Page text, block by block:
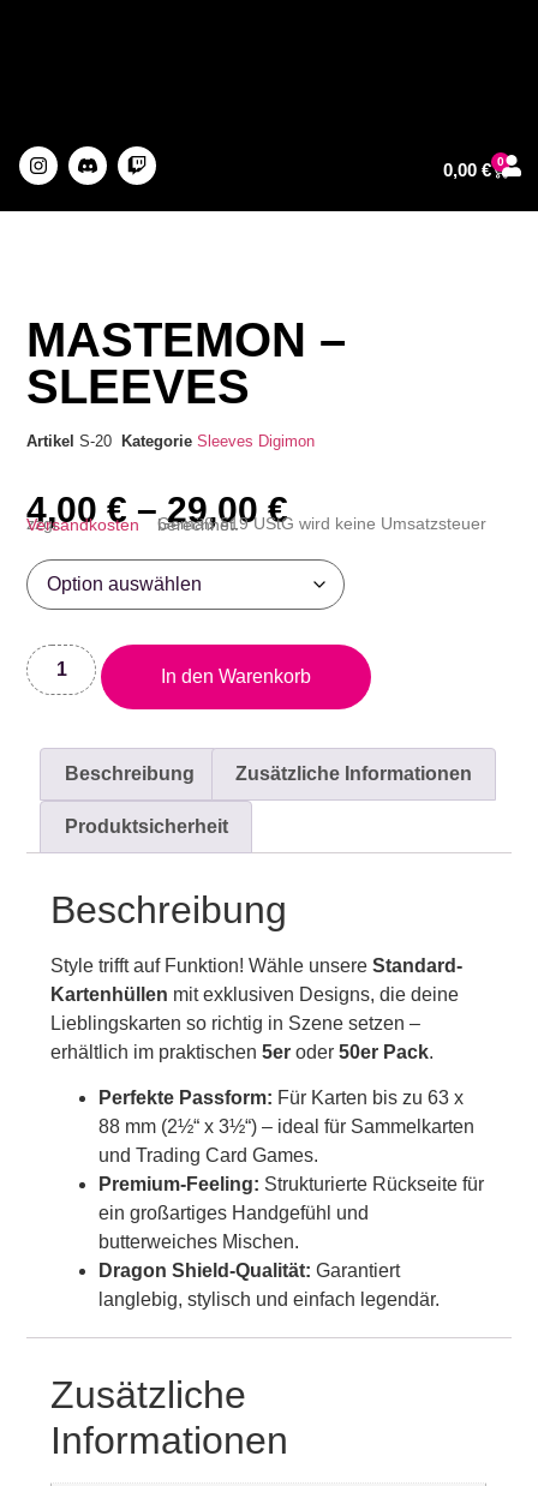
0,00 € 0
MASTEMON –
SLEEVES
ArtikelS-20 Kategorie Sleeves Digimon
4,00€ –29,00€
zzgl.
Versandkosten Gemäß §19 UStG wird keine Umsatzsteuer berechnet.
In den Warenkorb
Beschreibung Zusätzliche Informationen
Produktsicherheit
Beschreibung
Style trifft auf Funktion! Wähle unsereStandard-
Kartenhüllen mit exklusiven Designs, die deine
Lieblingskarten so richtig in Szene setzen –
erhältlich im praktischen5er oder50er Pack.
Perfekte Passform: Für Karten bis zu 63 x
88 mm (2½“ x 3½“) – ideal für Sammelkarten
und Trading Card Games.
Premium-Feeling: Strukturierte Rückseite für
ein großartiges Handgefühl und
butterweiches Mischen.
Dragon Shield-Qualität: Garantiert
langlebig, stylisch und einfach legendär.
Zusätzliche
Informationen